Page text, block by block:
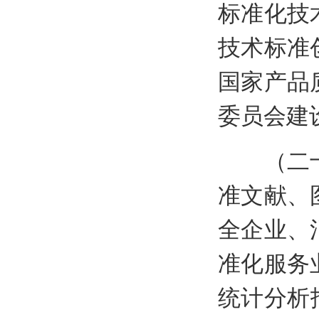
标准化技
技术标准
国家产品
委员会建
（二十
准文献、
全企业、
准化服务
统计分析